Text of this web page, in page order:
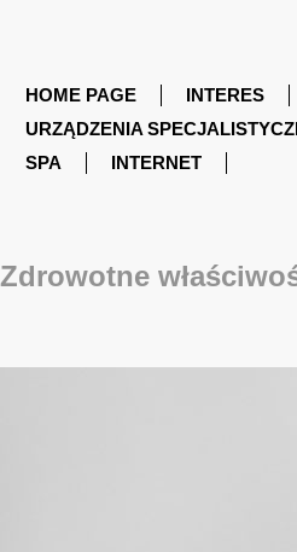
HOME PAGE INTERES
URZĄDZENIA
SPA
INTERNET
Zdrowotne